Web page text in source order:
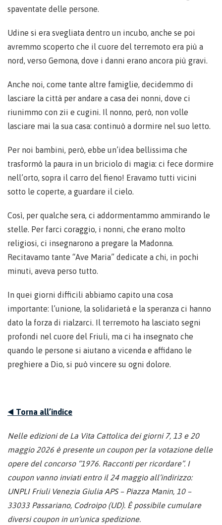
spaventate delle persone.
Udine si era svegliata dentro un incubo, anche se poi
avremmo scoperto che il cuore del terremoto era più a
nord, verso Gemona, dove i danni erano ancora più gravi.
Anche noi, come tante altre famiglie, decidemmo di
lasciare la città per andare a casa dei nonni, dove ci
riunimmo con zii e cugini. Il nonno, però, non volle
lasciare mai la sua casa: continuò a dormire nel suo letto.
Per noi bambini, però, ebbe un’idea bellissima che
trasformò la paura in un briciolo di magia: ci fece dormire
nell’orto, sopra il carro del fieno! Eravamo tutti vicini
sotto le coperte, a guardare il cielo.
Così, per qualche sera, ci addormentammo ammirando le
stelle. Per farci coraggio, i nonni, che erano molto
religiosi, ci insegnarono a pregare la Madonna.
Recitavamo tante “Ave Maria” dedicate a chi, in pochi
minuti, aveva perso tutto.
In quei giorni difficili abbiamo capito una cosa
importante: l’unione, la solidarietà e la speranza ci hanno
dato la forza di rialzarci. Il terremoto ha lasciato segni
profondi nel cuore del Friuli, ma ci ha insegnato che
quando le persone si aiutano a vicenda e affidano le
preghiere a Dio, si può vincere su ogni dolore.
◀️ Torna all’indice
Nelle edizioni de La Vita Cattolica dei giorni 7, 13 e 20
maggio 2026 è presente un coupon per la votazione delle
opere del concorso “1976. Racconti per ricordare”. I
coupon vanno inviati entro il 24 maggio all’indirizzo:
UNPLI Friuli Venezia Giulia APS – Piazza Manin, 10 –
33033 Passariano, Codroipo (UD). È possibile cumulare
diversi coupon in un’unica spedizione.